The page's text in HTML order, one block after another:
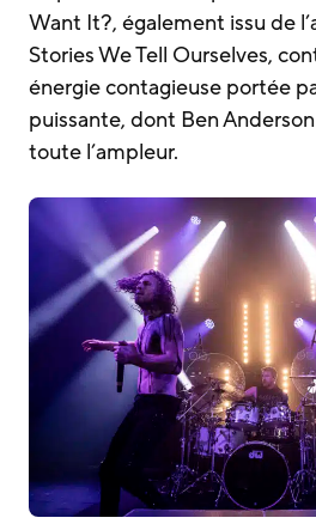
Want It?, également issu de
Stories We Tell Ourselves,
énergie contagieuse portée
puissante, dont Ben
toute l’ampleur.